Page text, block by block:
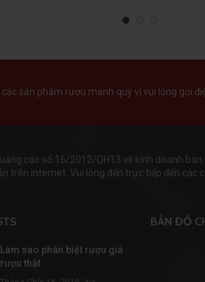
sản phẩm rượu mạnh quý vị vui lòng gọi
cáo số 16/2012/QH13 về kinh doanh
trên internet. Vui lòng đến trực tiếp đến
Làm sao phân biệt rượu giả
rượu thật
BẢN ĐỒ